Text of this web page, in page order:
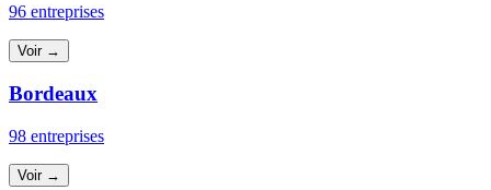
96 entreprises
Voir →
Bordeaux
98 entreprises
Voir →